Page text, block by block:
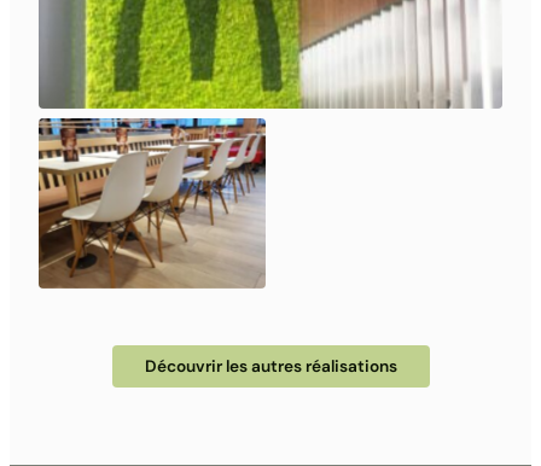
Découvrir les autres réalisations